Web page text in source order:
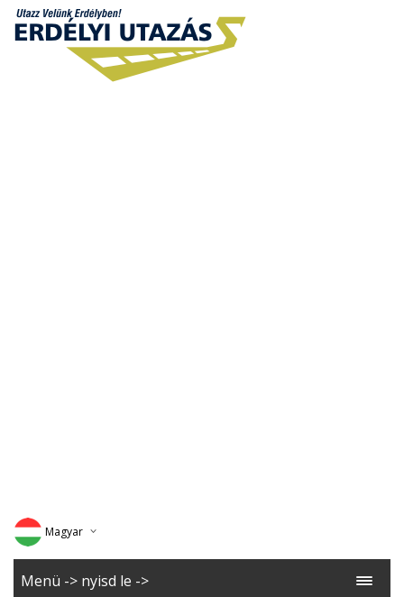
Magyar
Deutsch
Menü -> nyisd le ->